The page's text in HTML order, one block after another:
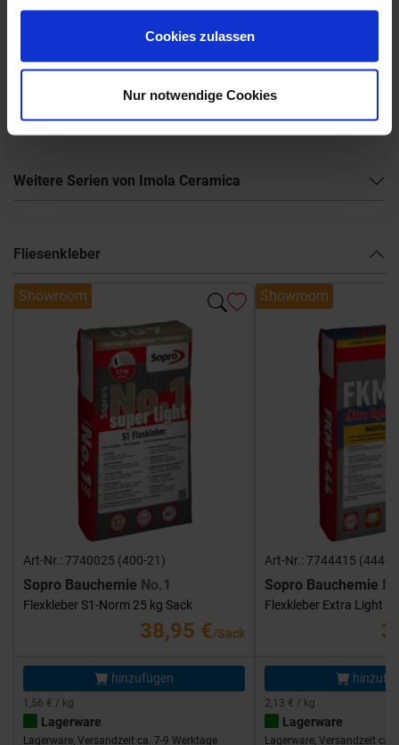
gesammelt haben.
Cookies zulassen
Nur notwendige Cookies
Imola Ceramica-The Room-Katalog
Weitere Serien von Imola Ceramica
Fliesenkleber
Showroom
Art-Nr.: 7740025 (400-21)
Sopro Bauchemie No.1
Flexkleber S1-Norm 25 kg Sack
38,95 €/Sack
hinzufügen
1,56 € / kg
Lagerware
Lagerware, Versandzeit ca. 7-9 Werktage
Showroom
Art-Nr.: 7744415 (444-
Sopro Bauchemie
Flexkleber Extra Light
2,13 € / kg
Lagerware
Lagerware, Versandzeit ca.